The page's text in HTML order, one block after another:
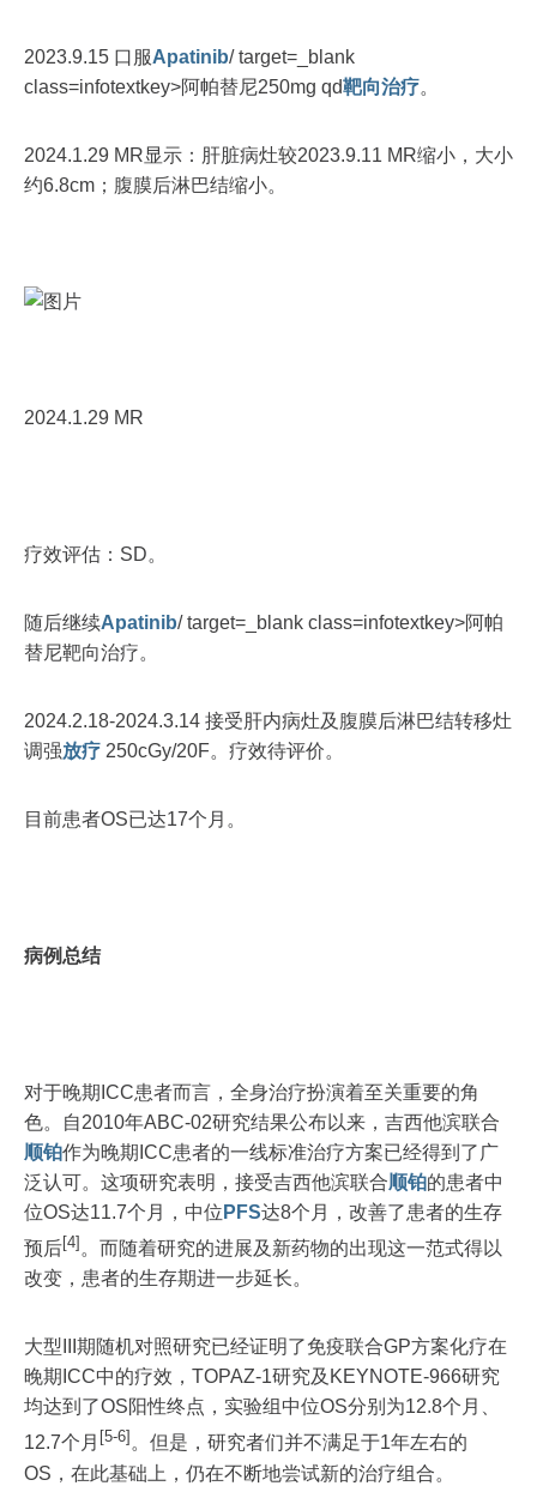
2023.9.15 口服Apatinib/ target=_blank
class=infotextkey>阿帕替尼250mg qd靶向治疗。
2024.1.29 MR显示：肝脏病灶较2023.9.11 MR缩小，大小
约6.8cm；腹膜后淋巴结缩小。
2024.1.29 MR
疗效评估：SD。
随后继续Apatinib/ target=_blank class=infotextkey>阿帕
替尼靶向治疗。
2024.2.18-2024.3.14 接受肝内病灶及腹膜后淋巴结转移灶
调强放疗 250cGy/20F。疗效待评价。
目前患者OS已达17个月。
病例总结
对于晚期ICC患者而言，全身治疗扮演着至关重要的角
色。自2010年ABC-02研究结果公布以来，吉西他滨联合
顺铂作为晚期ICC患者的一线标准治疗方案已经得到了广
泛认可。这项研究表明，接受吉西他滨联合顺铂的患者中
位OS达11.7个月，中位 PFS达8个月，改善了患者的生存
预后[4] 。而随着研究的进展及新药物的出现这一范式得以
改变，患者的生存期进一步延长。
大型III期随机对照研究已经证明了免疫联合GP方案化疗在
晚期ICC中的疗效，TOPAZ-1研究及KEYNOTE-966研究
均达到了OS阳性终点，实验组中位OS分别为12.8个月、
12.7个月 [5-6] 。但是，研究者们并不满足于1年左右的
OS，在此基础上，仍在不断地尝试新的治疗组合。